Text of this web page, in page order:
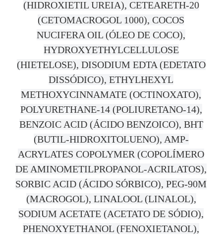
(HIDROXIETIL UREIA), CETEARETH-20
(CETOMACROGOL 1000), COCOS
NUCIFERA OIL (ÓLEO DE COCO),
HYDROXYETHYLCELLULOSE
(HIETELOSE), DISODIUM EDTA (EDETATO
DISSÓDICO), ETHYLHEXYL
METHOXYCINNAMATE (OCTINOXATO),
POLYURETHANE-14 (POLIURETANO-14),
BENZOIC ACID (ÁCIDO BENZOICO), BHT
(BUTIL-HIDROXITOLUENO), AMP-
ACRYLATES COPOLYMER (COPOLÍMERO
DE AMINOMETILPROPANOL-ACRILATOS),
SORBIC ACID (ÁCIDO SÓRBICO), PEG-90M
(MACROGOL), LINALOOL (LINALOL),
SODIUM ACETATE (ACETATO DE SÓDIO),
PHENOXYETHANOL (FENOXIETANOL),